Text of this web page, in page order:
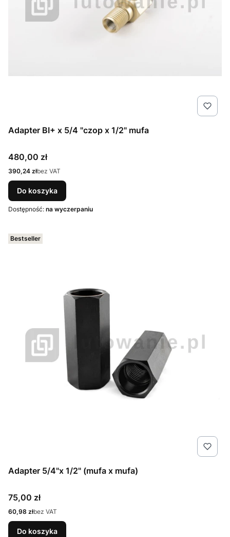
Adapter BI+ x 5/4 "czop x 1/2" mufa
Cena
480,00 zł
Cena
390,24 złbez VAT
Do koszyka
Dostępność: na wyczerpaniu
Bestseller
Adapter 5/4"x 1/2" (mufa x mufa)
Cena
75,00 zł
Cena
60,98 złbez VAT
Do koszyka